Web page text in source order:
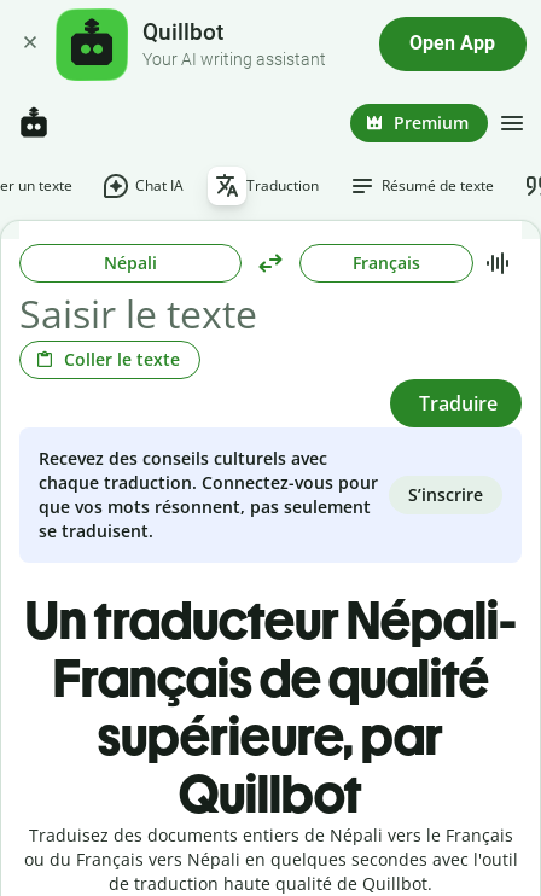
Quillbot
Your AI writing assistant
Open App
Premium
un texte Chat IA Traduction Résumé de texte
Népali Français
Coller le texte
Traduire
Recevez des conseils culturels avec
chaque traduction. Connectez-vous pour
que vos mots résonnent, pas seulement
se traduisent.
S’inscrire
Un traducteur Népali-
Français de qualité
supérieure, par
Quillbot
Traduisez des documents entiers de Népali vers le Français
ou du Français vers Népali en quelques secondes avec l'outil
de traduction haute qualité de Quillbot.